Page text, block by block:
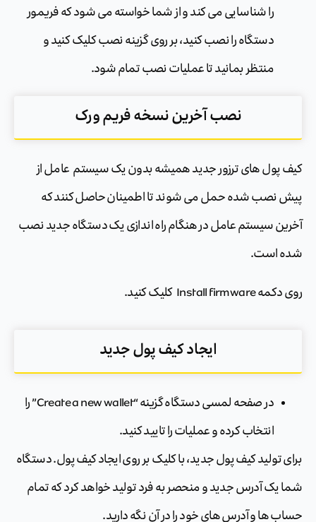
را شناسایی می کند و از شما خواسته می شود که فریمور
دستگاه را نصب کنید، بر روی گزینه نصب کلیک کنید و
منتظر بمانید تا عملیات نصب تمام شود.
‏نصب آخرین نسخه فریم ورک
کیف پول های ترزور جدید همیشه بدون یک سیستم ‏‏ عامل از
پیش نصب شده حمل می شوند تا اطمینان حاصل کنند که
آخرین سیستم عامل در هنگام راه اندازی یک دستگاه جدید نصب
شده است.
روی دکمه Install firmware کلیک کنید.
‏ایجاد کیف پول جدید‏
در صفحه لمسی دستگاه گزینه “Create a new wallet” را
انتخاب کرده و عملیات را تایید کنید.
برای تولید کیف پول جدید، با کلیک بر روی ‏‏ایجاد کیف پول‏‏. دستگاه
شما یک آدرس جدید و منحصر به فرد تولید خواهد کرد که تمام
حساب ها و آدرس های خود را در آن نگه دارید.